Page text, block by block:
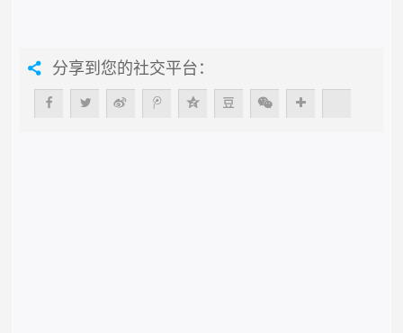
分享到您的社交平台：